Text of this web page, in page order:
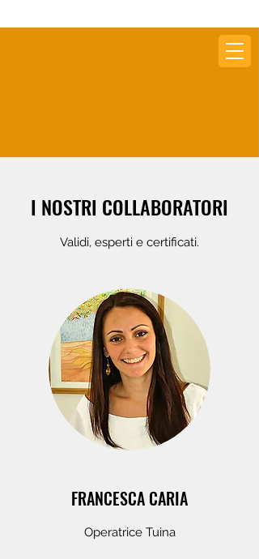
I NOSTRI COLLABORATORI
Validi, esperti e certificati.
FRANCESCA CARIA
Operatrice Tuina